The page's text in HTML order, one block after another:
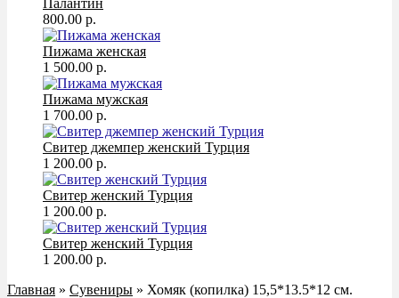
800.00 р.
Пижама женская
1 500.00 р.
Пижама мужская
1 700.00 р.
Свитер джемпер женский Турция
1 200.00 р.
Свитер женский Турция
1 200.00 р.
Свитер женский Турция
1 200.00 р.
Главная » Сувениры » Хомяк (копилка) 15,5*13.5*12 см.